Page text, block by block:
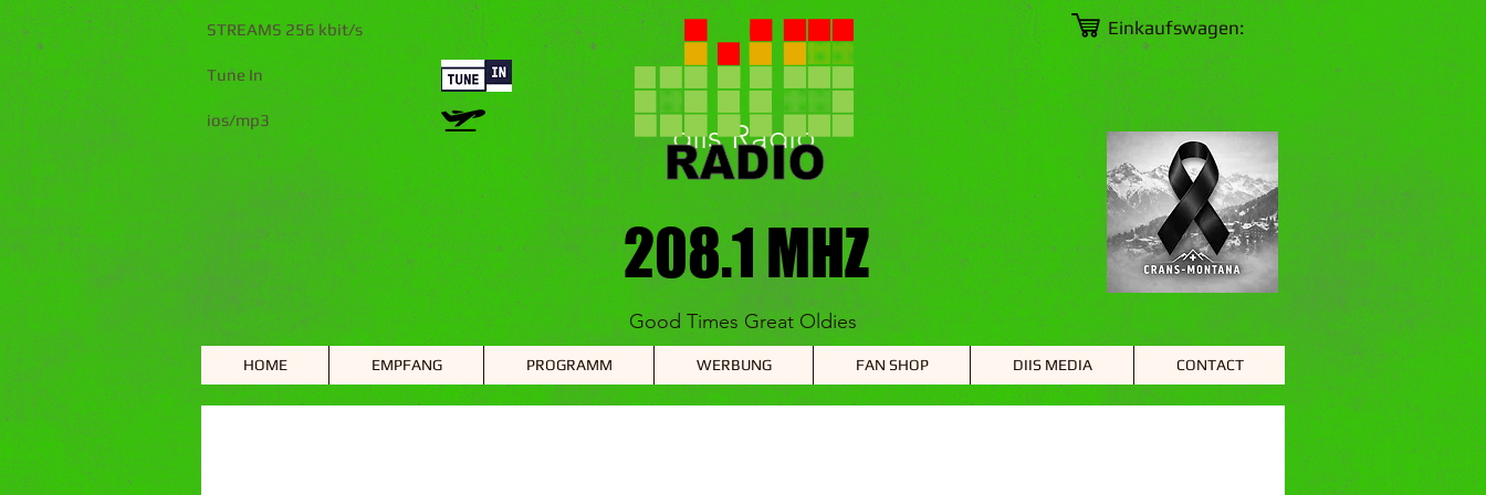
STREAMS 256 kbit/s
Tune In
ios/mp3 diis Radio
208.1 MHZ
208.1 MHZ
Einkaufswagen:
Good Times Great Oldies
HOME EMPFANG PROGRAMM WERBUNG FAN SHOP DIIS MEDIA CONTACT